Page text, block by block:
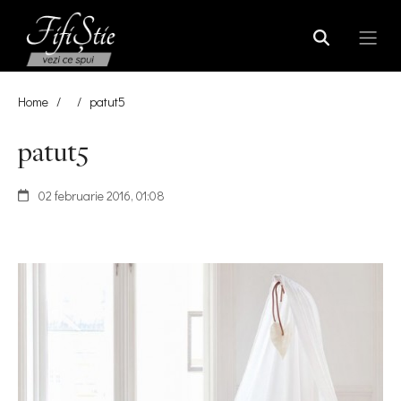
Home / / patut5
patut5
02 februarie 2016, 01:08